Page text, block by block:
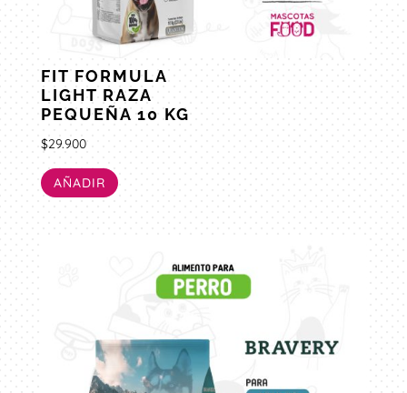
FIT FORMULA
LIGHT RAZA
PEQUEÑA 10 KG
$29.900
AÑADIR